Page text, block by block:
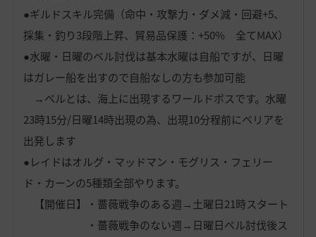
●ギルドスキル完備（命中・攻撃力・ダメ減・回避+5、
採集・釣り3段階上昇、貿易品保護：+50% 全てMAX）
●水曜・日曜のベル討伐は基本水曜は自船ですが、日曜
はガレー船を出すので自船なしの方も参加可能
→ベルとは、海上に出現するワールドボスです。水曜
23時15分/日曜14時出現の為、出現10分程前にベリアを
出発します
●レイドはオルグ・マッドマン・モグリス・フェリー
ド・カーンの5種類全部やります。
【開催日】・薔薇戦争のある週→土曜日21時スタート
・薔薇戦争のない週→日曜日ベル討伐後ス